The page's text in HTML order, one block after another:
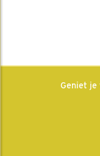
Geniet je